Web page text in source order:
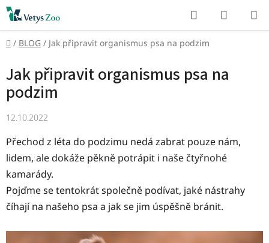
Přejít
na
obsah
Hledat
KOŠÍK
Domů
/ BLOG / Jak připravit organismus psa na podzim
Jak připravit organismus psa na
podzim
12.10.2022
Přechod z léta do podzimu nedá zabrat pouze nám,
lidem, ale dokáže pěkně potrápit i naše čtyřnohé
kamarády.
Pojďme se tentokrát společně podívat, jaké nástrahy
číhají na našeho psa a jak se jim úspěšně bránit.